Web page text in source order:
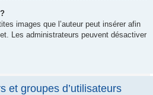
images que l’auteur peut insérer afin
Les administrateurs peuvent désactiver
et groupes d’utilisateurs